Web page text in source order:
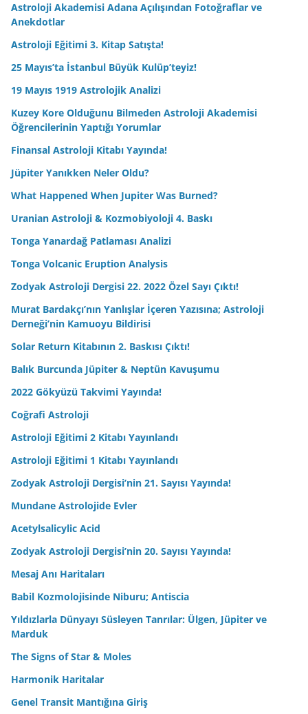
Astroloji Akademisi Adana Açılışından Fotoğraflar ve
Anekdotlar
Astroloji Eğitimi 3. Kitap Satışta!
25 Mayıs’ta İstanbul Büyük Kulüp’teyiz!
19 Mayıs 1919 Astrolojik Analizi
Kuzey Kore Olduğunu Bilmeden Astroloji Akademisi
Öğrencilerinin Yaptığı Yorumlar
Finansal Astroloji Kitabı Yayında!
Jüpiter Yanıkken Neler Oldu?
What Happened When Jupiter Was Burned?
Uranian Astroloji & Kozmobiyoloji 4. Baskı
Tonga Yanardağ Patlaması Analizi
Tonga Volcanic Eruption Analysis
Zodyak Astroloji Dergisi 22. 2022 Özel Sayı Çıktı!
Murat Bardakçı’nın Yanlışlar İçeren Yazısına; Astroloji
Derneği’nin Kamuoyu Bildirisi
Solar Return Kitabının 2. Baskısı Çıktı!
Balık Burcunda Jüpiter & Neptün Kavuşumu
2022 Gökyüzü Takvimi Yayında!
Coğrafi Astroloji
Astroloji Eğitimi 2 Kitabı Yayınlandı
Astroloji Eğitimi 1 Kitabı Yayınlandı
Zodyak Astroloji Dergisi’nin 21. Sayısı Yayında!
Mundane Astrolojide Evler
Acetylsalicylic Acid
Zodyak Astroloji Dergisi’nin 20. Sayısı Yayında!
Mesaj Anı Haritaları
Babil Kozmolojisinde Niburu; Antiscia
Yıldızlarla Dünyayı Süsleyen Tanrılar: Ülgen, Jüpiter ve
Marduk
The Signs of Star & Moles
Harmonik Haritalar
Genel Transit Mantığına Giriş